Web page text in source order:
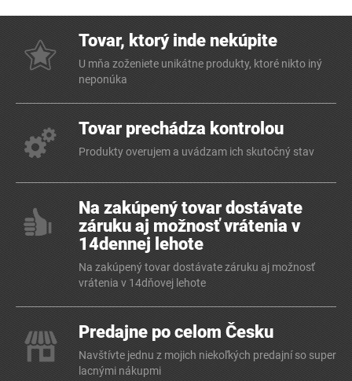
Tovar, ktorý inde nekúpite
U mňa zoženiete unikátne produkty, ktoré nikto iný
neponúka
Tovar prechádza kontrolou
Produkty overujem a uvádzam ich skutočný stav
Na zakúpený tovar dostávate
záruku aj možnosť vrátenia v
14dennej lehote
Na zakúpený tovar dostávate záruku aj možnosť
vrátenia v 14dňovej lehote
Predajne po celom Česku
Navštívte jednu z mojich niekoľkých predajní so super
lacnými nákupmi